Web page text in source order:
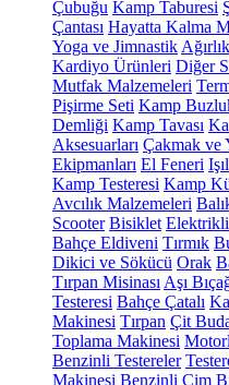
Çubuğu Kamp Taburesi
Çantası Hayatta Kalma
Yoga ve Jimnastik
Kardiyo Ürünleri Diğer
Mutfak Malzemeleri
Pişirme Seti Kamp
Demliği Kamp Tavası
Aksesuarları Çakmak ve
Ekipmanları El Feneri
Kamp Testeresi Kamp
Avcılık Malzemeleri
Scooter Bisiklet
Bahçe Eldiveni Tırmık
Dikici ve Sökücü Orak
Tırpan Misinası Aşı
Testeresi Bahçe Çatalı
Makinesi Tırpan Çit
Toplama Makinesi
Benzinli Testereler
Makinesi Benzinli Çim